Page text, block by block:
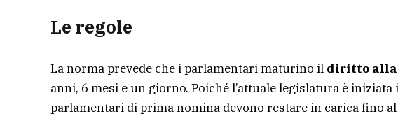
Le regole
La norma prevede che i parlamentari maturino il diritto alla
anni, 6 mesi e un giorno. Poiché l’attuale legislatura è
parlamentari di prima nomina devono restare in carica fino